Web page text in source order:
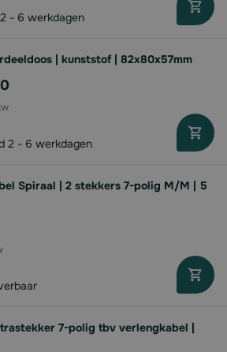
- 6 werkdagen
| kunststof | 82x80x57mm
2 - 6 werkdagen
Spiraal | 2 stekkers 7-polig M/M | 5
7-polig tbv verlengkabel |